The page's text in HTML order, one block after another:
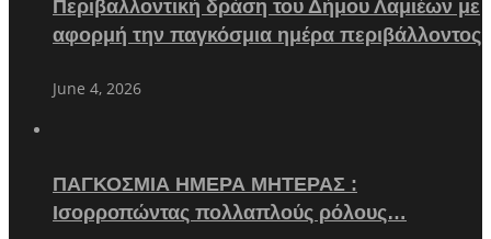
Περιβαλλοντική δράση του Δήμου Λαμιέων με
αφορμή την παγκόσμια ημέρα περιβάλλοντος
June 4, 2026
ΠΑΓΚΟΣΜΙΑ ΗΜΕΡΑ ΜΗΤΕΡΑΣ :
Ισορροπώντας πολλαπλούς ρόλους…